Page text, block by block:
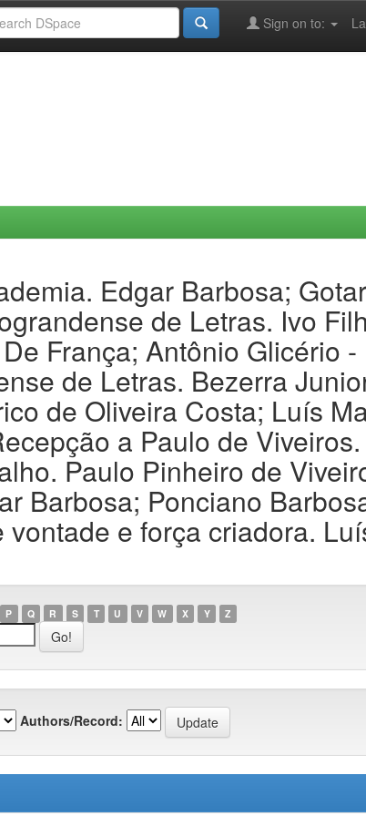
Sign on to:
Edgar Barbosa;
de Letras. Ivo
França; Antônio Glicério -
de Letras. Bezerra
de Oliveira Costa; Luís
a Paulo de Viveiros.
Paulo Pinheiro de
Barbosa; Ponciano
e força criadora.
P Q R S T U V W X Y Z
Authors/Record: